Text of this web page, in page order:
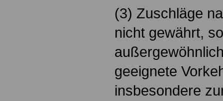
(3) Zuschläge
nicht gewährt,
geeignete
insbesondere